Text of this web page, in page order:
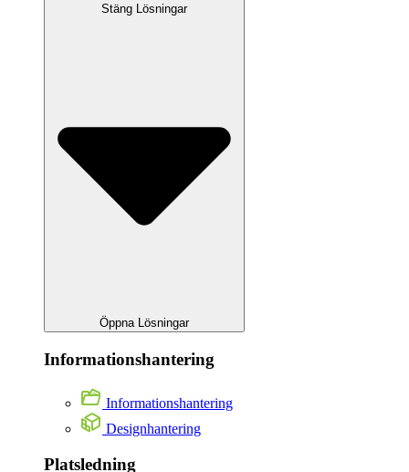
Stäng Lösningar
Öppna Lösningar
Informationshantering
Informationshantering
Designhantering
Platsledning